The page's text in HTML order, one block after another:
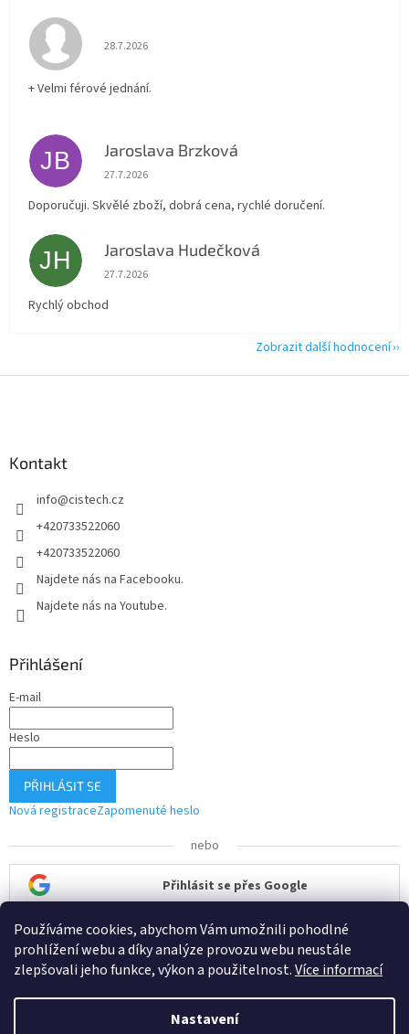
Používáme cookies, abychom Vám umožnili pohodlné
prohlížení webu a díky analýze provozu webu neustále
zlepšovali jeho funkce, výkon a použitelnost.Více informací
Nastavení
Hodnocení obchodu je 5 z 5 hvězdiček.
28.7.2026
+ Velmi férové jednání.
JB Jaroslava Brzková
Hodnocení obchodu je 5 z 5 hvězdiček.
27.7.2026
Doporučuji. Skvělé zboží, dobrá cena, rychlé doručení.
JH Jaroslava Hudečková
Hodnocení obchodu je 5 z 5 hvězdiček.
27.7.2026
Rychlý obchod
Zobrazit další hodnocení
Kontakt
info@cistech.cz
+420733522060
+420733522060
Najdete nás na Facebooku.
Najdete nás na Youtube.
Přihlášení
E-mail
Heslo
PŘIHLÁSIT SE
Nová registraceZapomenuté heslo
nebo
Přihlásit se přes Google
Přihlásit se přes Seznam
Vytvořil Shoptet